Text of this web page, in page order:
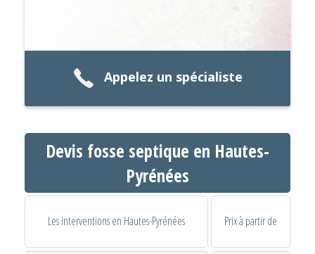
Appelez un spécialiste
Devis fosse septique en Hautes-
Pyrénées
Les interventions en Hautes-Pyrénées Prix à partir de